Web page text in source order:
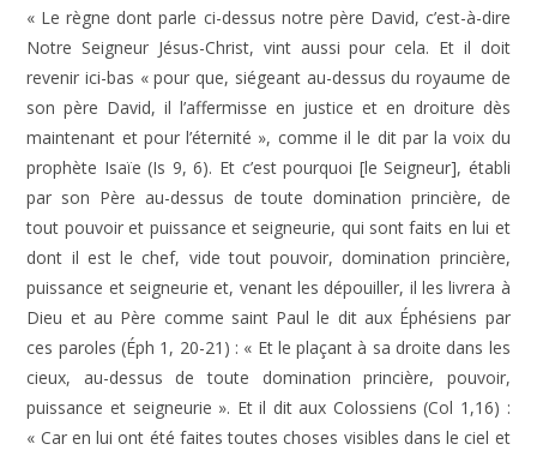
« Le règne dont parle ci-dessus notre père David, c’est-à-dire
Notre Seigneur Jésus-Christ, vint aussi pour cela. Et il doit
revenir ici-bas « pour que, siégeant au-dessus du royaume de
son père David, il l’affermisse en justice et en droiture dès
maintenant et pour l’éternité », comme il le dit par la voix du
prophète Isaïe (Is 9, 6). Et c’est pourquoi [le Seigneur], établi
par son Père au-dessus de toute domination princière, de
tout pouvoir et puissance et seigneurie, qui sont faits en lui et
dont il est le chef, vide tout pouvoir, domination princière,
puissance et seigneurie et, venant les dépouiller, il les livrera à
Dieu et au Père comme saint Paul le dit aux Éphésiens par
ces paroles (Éph 1, 20-21) : « Et le plaçant à sa droite dans les
cieux, au-dessus de toute domination princière, pouvoir,
puissance et seigneurie ». Et il dit aux Colossiens (Col 1,16) :
« Car en lui ont été faites toutes choses visibles dans le ciel et